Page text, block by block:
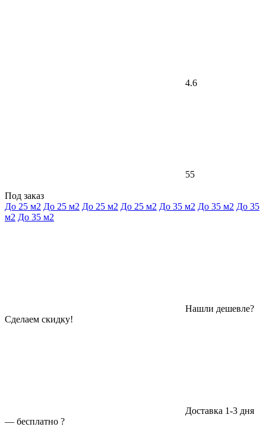
4.6
55
Под заказ
До 25 м2 До 25 м2 До 25 м2 До 25 м2 До 35 м2 До 35 м2 До 35
м2 До 35 м2
Нашли дешевле?
Сделаем скидку!
Доставка 1-3 дня
— бесплатно ?